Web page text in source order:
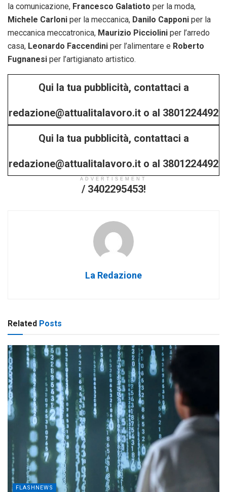
la comunicazione, Francesco Galatioto per la moda,
Michele Carloni per la meccanica, Danilo Capponi per la
meccanica meccatronica, Maurizio Picciolini per l’arredo
casa, Leonardo Faccendini per l’alimentare e Roberto
Fugnanesi per l’artigianato artistico.
Qui la tua pubblicità, contattaci a
redazione@attualitalavoro.it o al 3801224492
/ 3402295453!
Qui la tua pubblicità, contattaci a
redazione@attualitalavoro.it o al 3801224492
/ 3402295453!
ADVERTISEMENT
La Redazione
Related Posts
FLASHNEWS